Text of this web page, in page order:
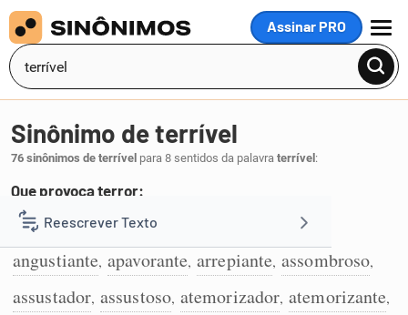
Assinar PRO
MENU
Reescrever Texto
Resumir Texto
Sinônimo de terrível
76 sinônimos de terrível para 8 sentidos da palavra terrível :
Que provoca terror:
1 aterrorizante,aterrador amedrontador
angustiante, apavorante, arrepiante, assombroso,
assustador, assustoso, atemorizador, atemorizante,